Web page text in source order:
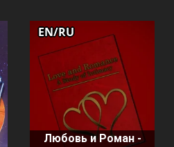
Любовь и Роман -
EN/RU